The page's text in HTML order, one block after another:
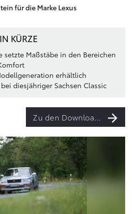
für die Marke Lexus
KÜRZE
setzte Maßstäbe in den Bereichen
erhältlich
diesjähriger Sachsen Classic
Zu den Downloads